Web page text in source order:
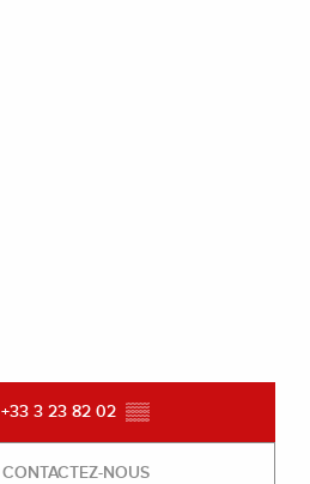
+33 3 23 82 02 ▒▒
CONTACTEZ-NOUS